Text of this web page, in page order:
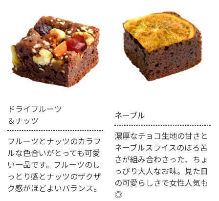
ドライフルーツ
＆ナッツ
フルーツとナッツのカラフ
ルな色合いがとっても可愛
い一品です。フルーツのし
っとり感とナッツのザクザ
ク感がほどよいバランス。
ネーブル
濃厚なチョコ生地の甘さと
ネーブルスライスのほろ苦
さが組み合わさった、ちょ
っぴり大人なお味。見た目
の可愛らしさで女性人気も
◎